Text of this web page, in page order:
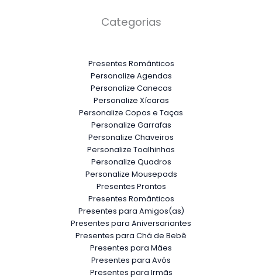
Categorias
Presentes Românticos
Personalize Agendas
Personalize Canecas
Personalize Xícaras
Personalize Copos e Taças
Personalize Garrafas
Personalize Chaveiros
Personalize Toalhinhas
Personalize Quadros
Personalize Mousepads
Presentes Prontos
Presentes Românticos
Presentes para Amigos(as)
Presentes para Aniversariantes
Presentes para Chá de Bebê
Presentes para Mães
Presentes para Avós
Presentes para Irmãs